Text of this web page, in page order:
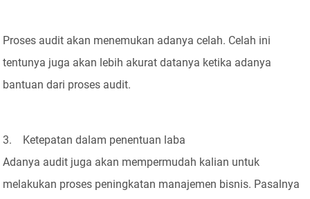
Proses audit akan menemukan adanya celah. Celah ini
tentunya juga akan lebih akurat datanya ketika adanya
bantuan dari proses audit.
3. Ketepatan dalam penentuan laba
Adanya audit juga akan mempermudah kalian untuk
melakukan proses peningkatan manajemen bisnis. Pasalnya